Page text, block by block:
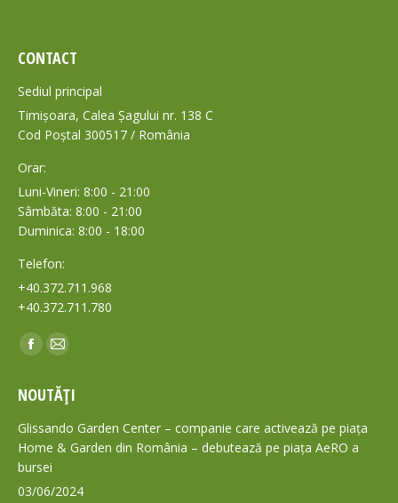
CONTACT
Sediul principal
Timișoara, Calea Șagului nr. 138 C
Cod Poștal 300517 / România
Orar:
Luni-Vineri: 8:00 - 21:00
Sâmbăta: 8:00 - 21:00
Duminica: 8:00 - 18:00
Telefon:
+40.372.711.968
+40.372.711.780
Find us on:
Facebook
opens
in
new
window
Mail
opens
in
new
NOUTĂȚI
Glissando Garden Center – companie care activează pe piața
Home & Garden din România – debutează pe piața AeRO a
bursei
03/06/2024